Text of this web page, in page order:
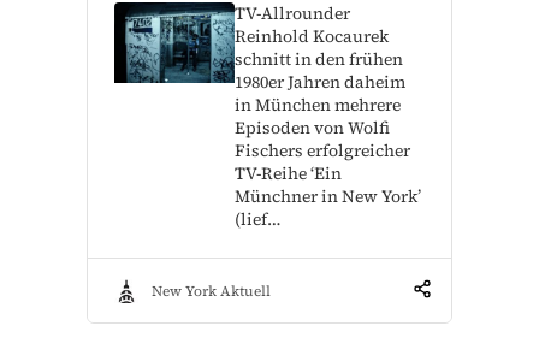
TV-Allrounder
Reinhold Kocaurek
schnitt in den frühen
1980er Jahren daheim
in München mehrere
Episoden von Wolfi
Fischers erfolgreicher
TV-Reihe ‘Ein
Münchner in New York’
(lief…
New York Aktuell